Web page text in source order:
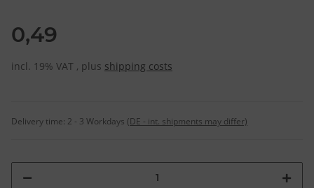
0,49
incl. 19% VAT , plus shipping costs
Delivery time: 2 - 3 Workdays (DE - int. shipments may differ)